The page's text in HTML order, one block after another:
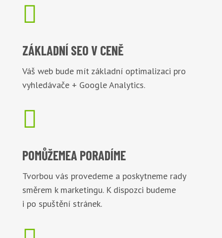

ZÁKLADNÍ SEO V CENĚ
Váš web bude mít základní optimalizaci pro
vyhledávače + Google Analytics.

POMŮŽEMEA PORADÍME
Tvorbou vás provedeme a poskytneme rady
směrem k marketingu. K dispozci budeme
i po spuštění stránek.